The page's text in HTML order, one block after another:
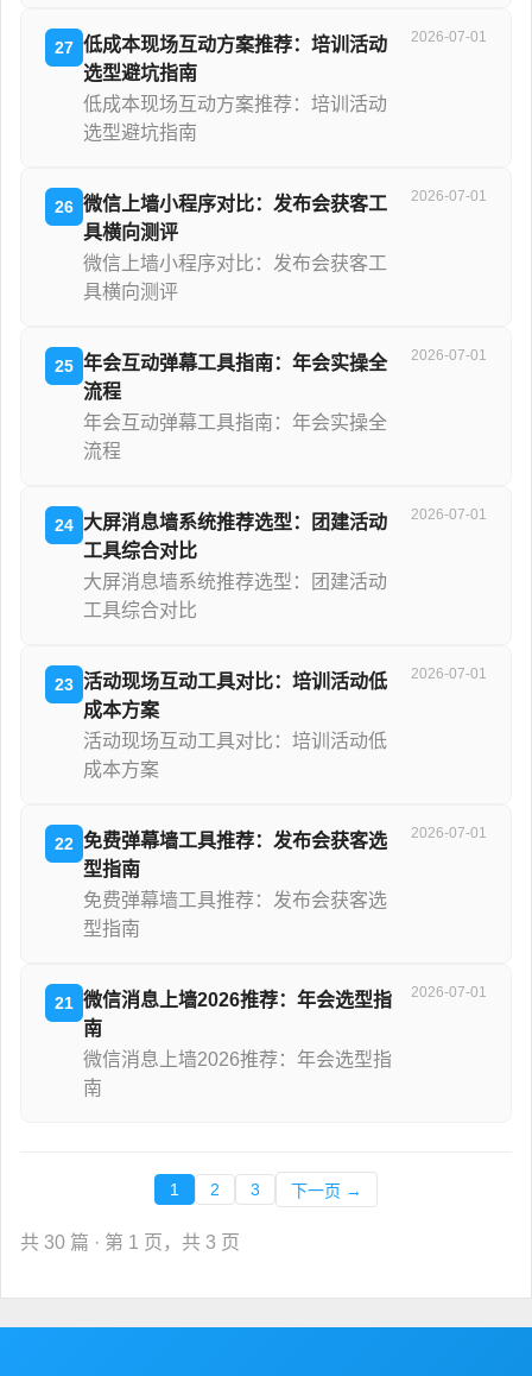
27 低成本现场互动方案推荐：培训活动
选型避坑指南
低成本现场互动方案推荐：培训活动
选型避坑指南
2026-07-01
26 微信上墙小程序对比：发布会获客工
具横向测评
微信上墙小程序对比：发布会获客工
具横向测评
2026-07-01
25 年会互动弹幕工具指南：年会实操全
流程
年会互动弹幕工具指南：年会实操全
流程
2026-07-01
24 大屏消息墙系统推荐选型：团建活动
工具综合对比
大屏消息墙系统推荐选型：团建活动
工具综合对比
2026-07-01
23 活动现场互动工具对比：培训活动低
成本方案
活动现场互动工具对比：培训活动低
成本方案
2026-07-01
22 免费弹幕墙工具推荐：发布会获客选
型指南
免费弹幕墙工具推荐：发布会获客选
型指南
2026-07-01
21 微信消息上墙2026推荐：年会选型指
南
微信消息上墙2026推荐：年会选型指
南
2026-07-01
1 2 3 下一页 →
共 30 篇 · 第 1 页，共 3 页